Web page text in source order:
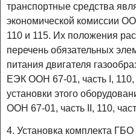
транспортные средства
экономической комиссии
110 и 115. Их положения
перечень обязательных
питания двигателя
ЕЭК ООН 67-01, часть I, 110,
установки этого
ООН 67-01, часть II, 110,
4. Установка комплекта